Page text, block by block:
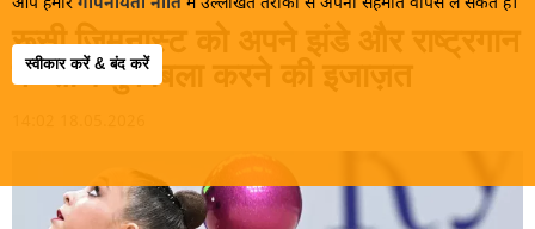
स्वीकार करें & बंद करें
रूसी जिमनास्ट को अपने झंडे और राष्ट्रगान
के साथ मुकाबला करने की इजाज़त